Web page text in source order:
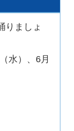
りましょ
水）、6月